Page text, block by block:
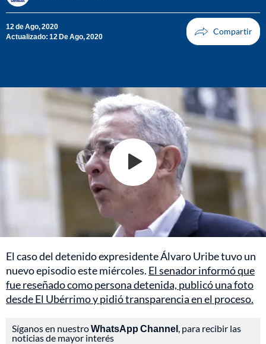
12 de Ago, 2020
Actualizado: 12 De Ago, 2020
El caso del detenido expresidente Álvaro Uribe tuvo un
nuevo episodio este miércoles. El senador informó que
fue reseñado como persona detenida, publicó una foto
desde El Ubérrimo y pidió transparencia en el proceso.
Síganos en nuestroWhatsApp Channel , para recibir las
noticias de mayor interés